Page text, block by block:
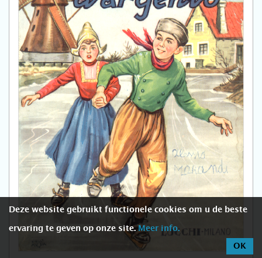
Deze website gebruikt functionele cookies om u de beste
ervaring te geven op onze site.Meer info.
OK